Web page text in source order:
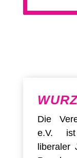
Die
e.V. ist
liberaler